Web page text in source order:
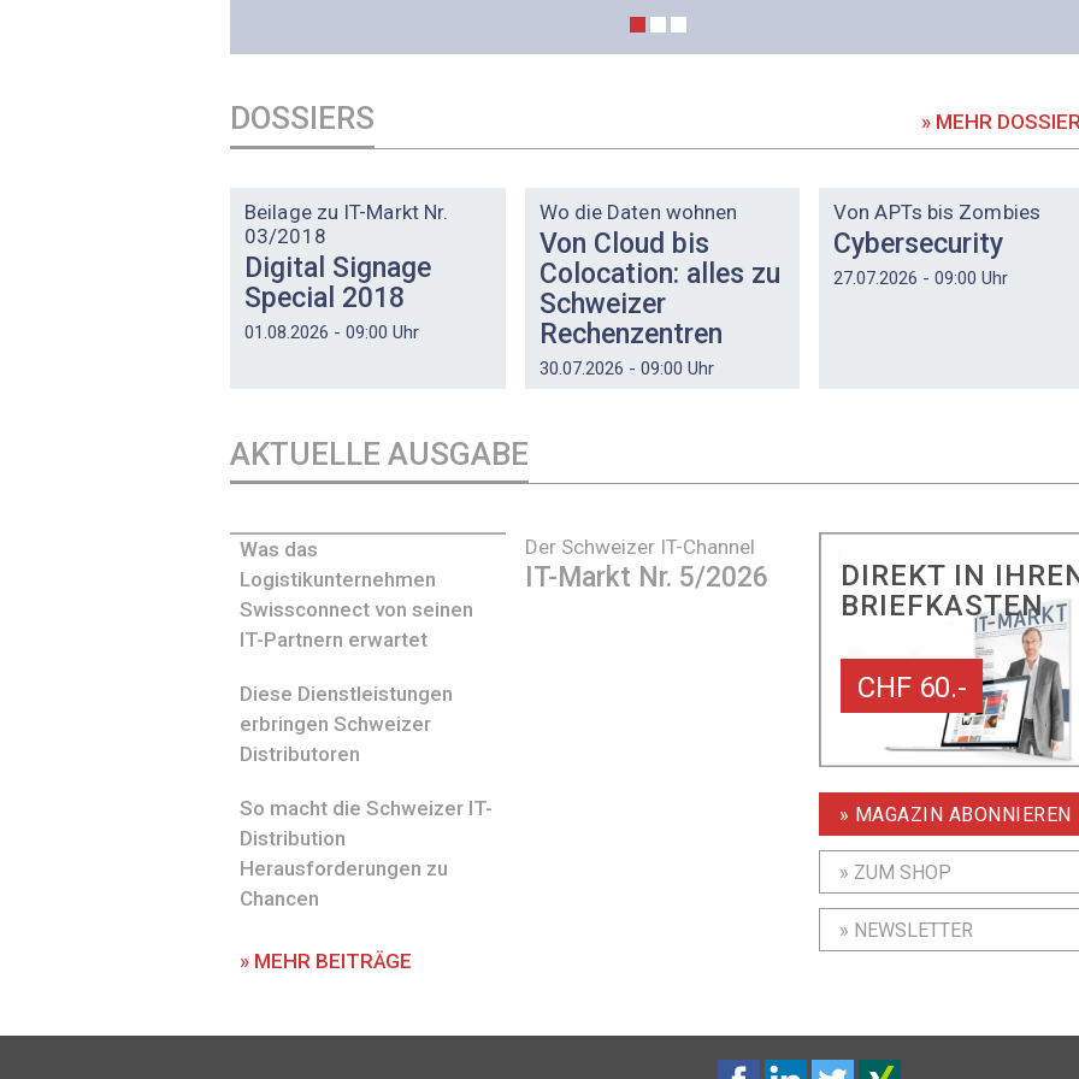
DOSSIERS » MEHR
Beilage zu IT-Markt Nr.
03/2018
Digital Signage
Special 2018
01.08.2026 - 09:00 Uhr
Wo die Daten wohnen
Von Cloud bis
Colocation: alles zu
Schweizer
Rechenzentren
30.07.2026 - 09:00 Uhr
Von APTs bis Zombies
Cybersecurity
27.07.2026 - 09:00 Uhr
AKTUELLE AUSGABE
Der Schweizer IT-Channel
IT-Markt Nr. 5/2026
Was das
Logistikunternehmen
Swissconnect von seinen
IT-Partnern erwartet
Diese Dienstleistungen
erbringen Schweizer
Distributoren
So macht die Schweizer IT-
Distribution
Herausforderungen zu
Chancen
» MEHR BEITRÄGE
DIREKT IN
BRIEFKASTEN
CHF 60.-
» MAGAZIN ABONNIEREN
» ZUM SHOP
» NEWSLETTER